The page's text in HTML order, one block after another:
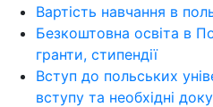
Вартість навчання в
Безкоштовна освіта в
гранти, стипендії
Вступ до польських
вступу та необхідні